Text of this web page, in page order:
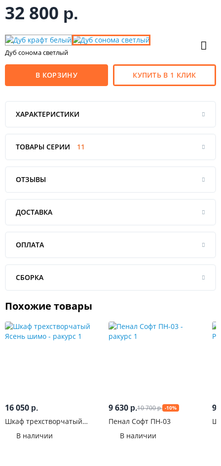
32 800 р.
Дуб сонома светлый
В КОРЗИНУ КУПИТЬ В 1 КЛИК
ХАРАКТЕРИСТИКИ
ТОВАРЫ СЕРИИ 11
ОТЗЫВЫ
ДОСТАВКА
ОПЛАТА
СБОРКА
Похожие товары
16 050 р.
Шкаф трехстворчатый
В наличии
9 630 р.10 700р. -10%
Пенал Софт ПН-03
В наличии
9